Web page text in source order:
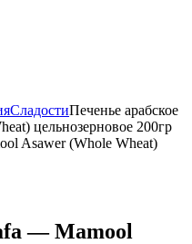
СладостиПеченье арабское
цельнозерновое 200гр
— Mamool